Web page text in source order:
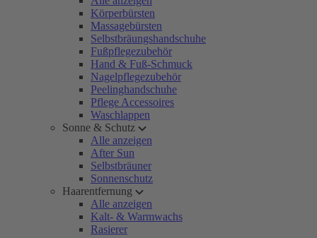
Körperbürsten
Massagebürsten
Selbstbräungshandschuhe
Fußpflegezubehör
Hand & Fuß-Schmuck
Nagelpflegezubehör
Peelinghandschuhe
Pflege Accessoires
Waschlappen
Sonne & Schutz
Alle anzeigen
After Sun
Selbstbräuner
Sonnenschutz
Haarentfernung
Alle anzeigen
Kalt- & Warmwachs
Rasierer